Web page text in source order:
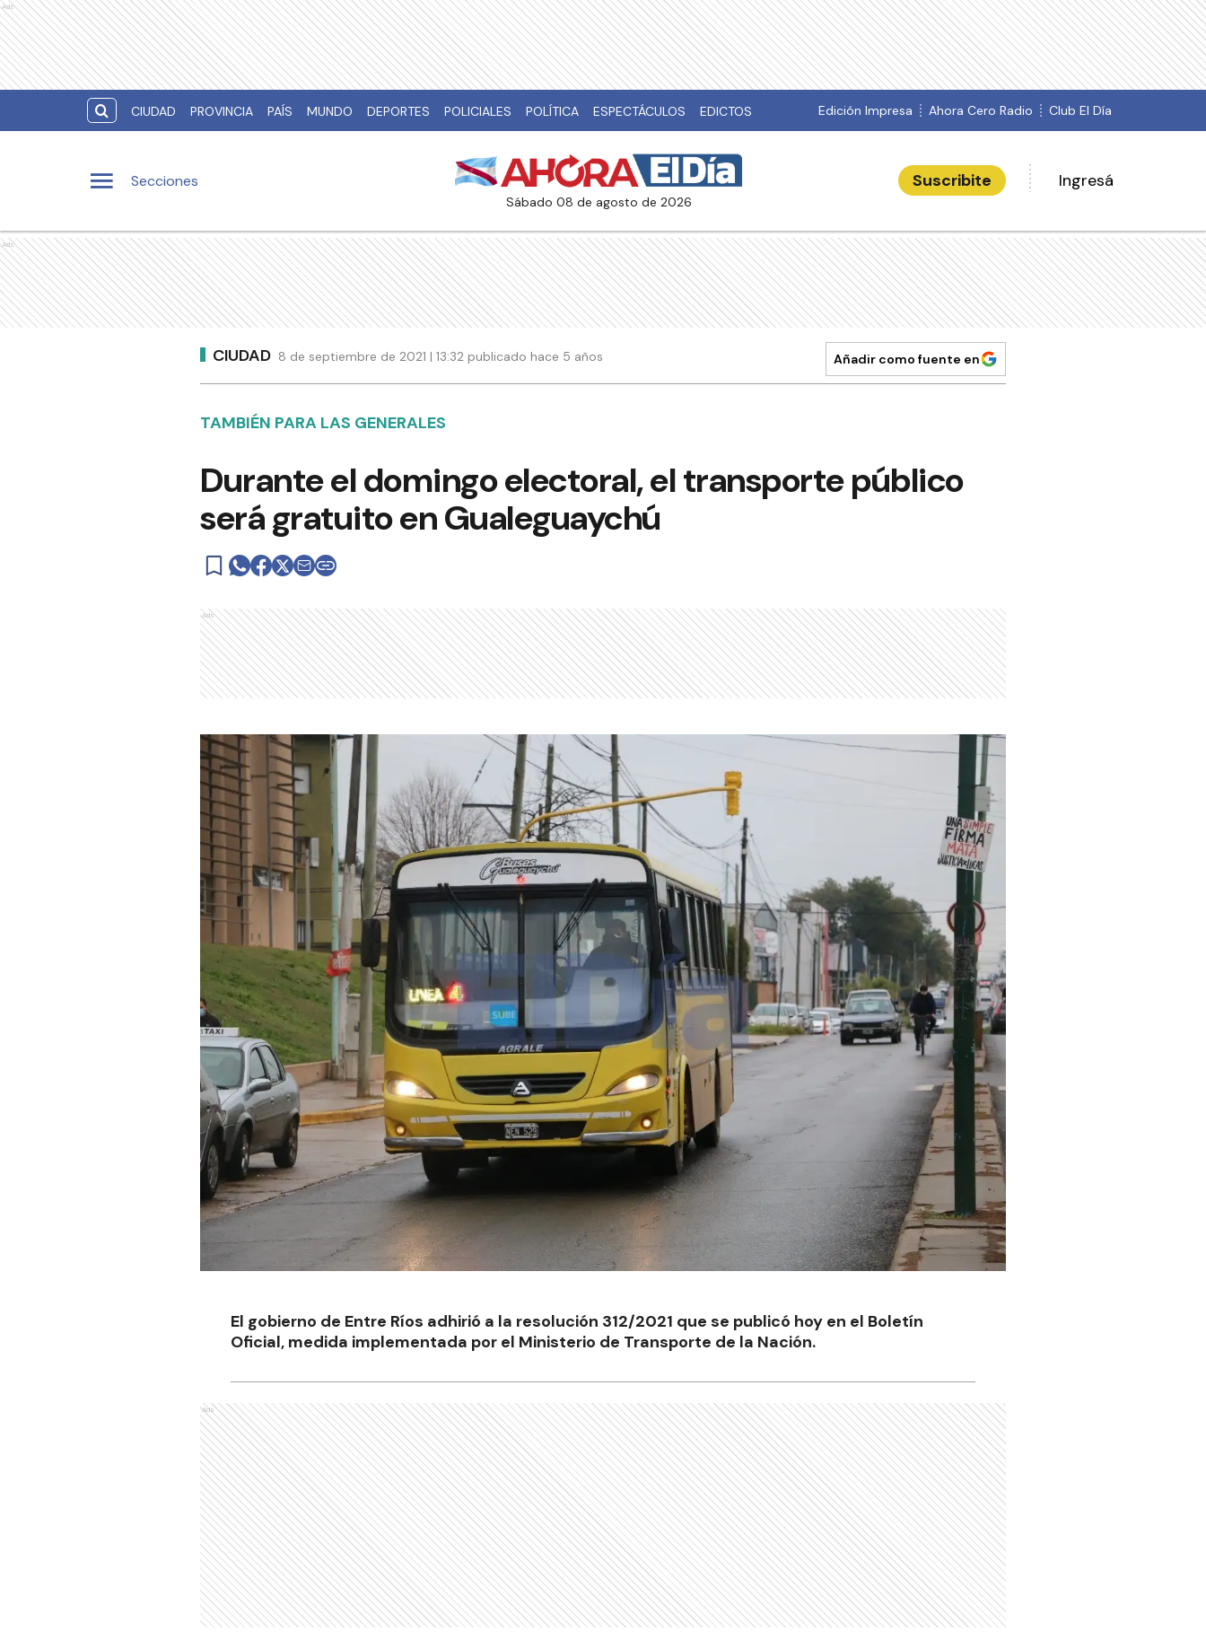
Ads
CIUDAD PROVINCIA PAÍS MUNDO DEPORTES POLICIALES POLÍTICA ESPECTÁCULOS EDICTOS Edición Impresa Ahora Cero Radio Club El Día
Secciones
sábado 08 de agosto de 2026
Suscribite Ingresá
Ads
CIUDAD 8 de septiembre de 2021 | 13:32 publicado hace 5 años Añadir como fuente en
TAMBIÉN PARA LAS GENERALES
Durante el domingo electoral, el transporte público
será gratuito en Gualeguaychú
Ads
El gobierno de Entre Ríos adhirió a la resolución 312/2021 que se publicó hoy en el Boletín
Oficial, medida implementada por el Ministerio de Transporte de la Nación.
Ads